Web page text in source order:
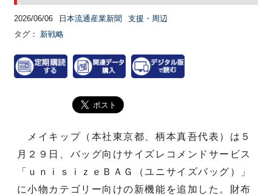
2026/06/06 日本流通産業新聞
支援・周辺
タグ：
新戦略
メイキップ（本社東京都、柄本真吾代表）は５
月２９日、バッグ向けサイズレコメンドサービス
「ｕｎｉｓｉｚｅＢＡＧ（ユニサイズバッグ）」
に小物カテゴリー向けの新機能を追加した。財布